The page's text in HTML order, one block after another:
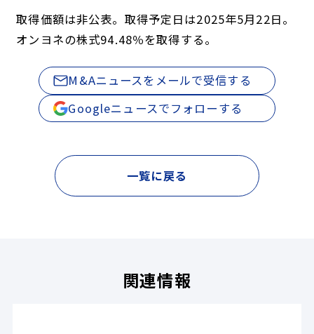
取得価額は非公表。取得予定日は2025年5月22日。
オンヨネの株式94.48％を取得する。
M&Aニュースをメールで受信する
Googleニュースでフォローする
一覧に戻る
関連情報